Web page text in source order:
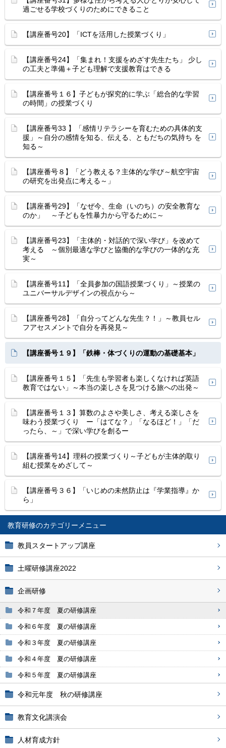
教育研修
教員スタートアップ講座
土曜研修講座2022
企画研修
令和７年度 夏の研修講座
令和６年度 夏の研修講座
令和３年度 夏の研修講座
令和４年度 夏の研修講座
令和５年度 夏の研修講座
令和元年度 秋の研修講座
教育文化講演会
人材育成方針
過ごせる学校づくりのためにできること
【講座番号20】「ICTを活用した授業づくり」
【講座番号24】「集まれ！支援をめざす先生たち」 少し
の工夫と準備＋子ども理解で支援教育はできる
【講座番号１６】子どもが探究的に学ぶ「総合的な学習
の時間」の授業づくり
【講座番号33 】「感情リテラシーを育むための具体的支
援」～自分の感情を知る、伝える、ともだちの気持ち を
知る～
【講座番号８】「どう教える？主体的な学び～航空宇宙
の研究を出発点に考える～」
【講座番号29】「なぜ今、生命（いのち）の安全教育な
のか」 ～子どもを性暴力から守るために～
【講座番号23】「主体的・対話的で深い学び」を改めて
考える ～個別最適な学びと協働的な学びの一体的な充
実～
【講座番号11】「全員参加の国語授業づくり」～授業の
ユニバーサルデザインの視点から～
【講座番号28】「自分ってどんな先生？！」～教員セル
フアセスメントで自分を再発見～
【講座番号１９】「鉄棒・体づくりの運動の基礎基本」
【講座番号１５】「先生も学習者も楽しくなければ英語
教育ではない」～本当の楽しさを見つける旅への出発～
【講座番号１３】算数のよさや美しさ、考える楽しさを
味わう授業づくり ー「はてな？」「なるほど！」「だ
ったら、～」で深い学びを創るー
【講座番号14】理科の授業づくり～子どもが主体的取り
組む授業をめざして～
【講座番号３６】「いじめの未然防止は『学業指導』か
ら」